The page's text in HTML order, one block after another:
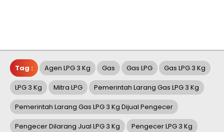
Tag : Agen LPG 3 Kg Gas Gas LPG Gas LPG 3 Kg
LPG 3 Kg Mitra LPG Pemerintah Larang Gas LPG 3 Kg
Pemerintah Larang Gas LPG 3 Kg Dijual Pengecer
Pengecer Dilarang Jual LPG 3 Kg Pengecer LPG 3 Kg